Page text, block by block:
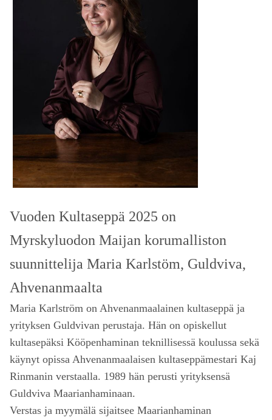
Vuoden Kultaseppä 2025 on
Myrskyluodon Maijan korumalliston
suunnittelija Maria Karlstöm, Guldviva,
Ahvenanmaalta
Maria Karlström on Ahvenanmaalainen kultaseppä ja
yrityksen Guldvivan perustaja. Hän on opiskellut
kultasepäksi Kööpenhaminan teknillisessä koulussa sekä
käynyt opissa Ahvenanmaalaisen kultaseppämestari Kaj
Rinmanin verstaalla. 1989 hän perusti yrityksensä
Guldviva Maarianhaminaan.
Verstas ja myymälä sijaitsee Maarianhaminan